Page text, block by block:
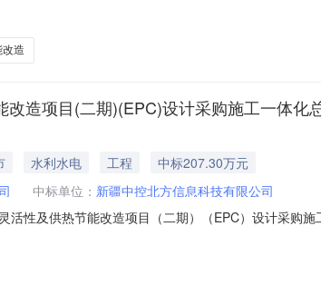
能改造项目（二期）EPC总承包项目类型：火电公
造
造项目(二期)(EPC)设计采购施工一体
水利水电 工程
中标207.30万元
中标单位： 新疆中控北方信息科技有限公司
活性及供热节能改造项目（二期）（EPC）设计采购